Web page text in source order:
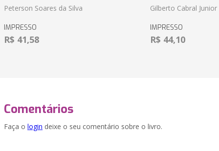
Peterson Soares da Silva
IMPRESSO
R$ 41,58
Gilberto Cabral Junior
IMPRESSO
R$ 44,10
Comentários
Faça o login deixe o seu comentário sobre o livro.